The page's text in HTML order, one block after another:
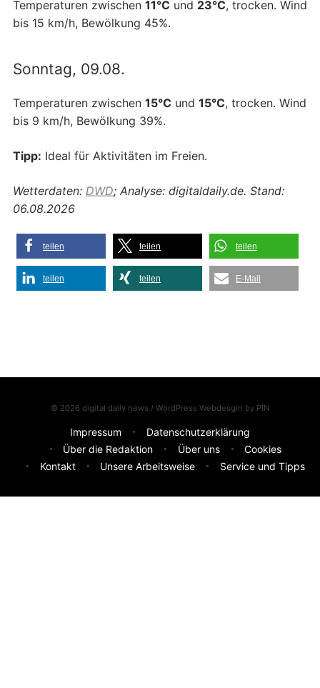
Temperaturen zwischen 11°C und 23°C, trocken. Wind
bis 15 km/h, Bewölkung 45%.
Sonntag, 09.08.
Temperaturen zwischen 15°C und 15°C, trocken. Wind
bis 9 km/h, Bewölkung 39%.
Tipp: Ideal für Aktivitäten im Freien.
Wetterdaten: DWD; Analyse: digitaldaily.de. Stand:
06.08.2026
teilen teilen teilen
teilen teilen E-Mail
© 2026 digital daily news / WordPress Webdesgin by PIN
Impressum
Datenschutzerklärung
Über die Redaktion
Über uns
Cookies
Kontakt
Unsere Arbeitsweise Service und Tipps